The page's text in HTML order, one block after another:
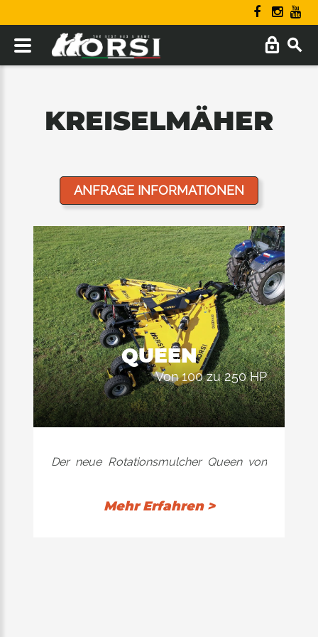
KREISELMÄHER
ANFRAGE INFORMATIONEN
QUEEN
von 100 zu 250 HP
Der neue Rotationsmulcher Queen von
Design, das die Ansammlung von
Mehr Erfahren >